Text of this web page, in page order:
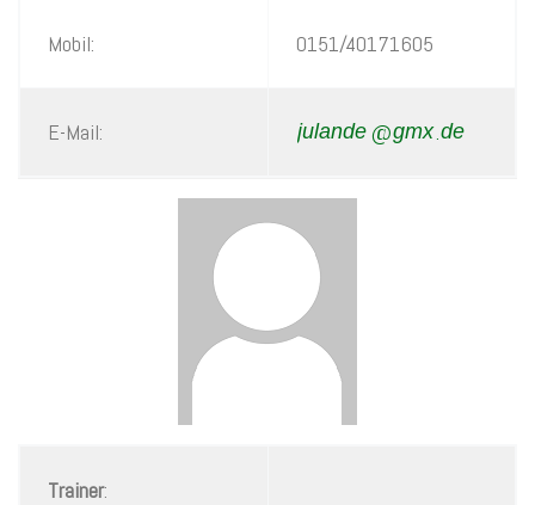
Mobil: 0151/40171605
E-Mail: @
Trainer: